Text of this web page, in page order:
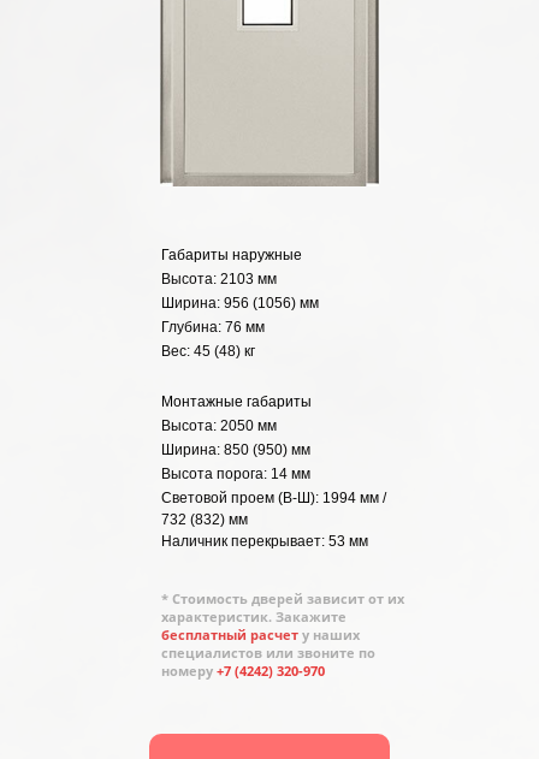
Габариты наружные
Высота: 2103 мм
Ширина: 956 (1056) мм
Глубина: 76 мм
Вес: 45 (48) кг
Монтажные габариты
Высота: 2050 мм
Ширина: 850 (950) мм
Высота порога: 14 мм
Световой проем (В-Ш): 1994 мм /
732 (832) мм
Наличник перекрывает: 53 мм
* Стоимость дверей зависит от их
характеристик. Закажите
бесплатный расчет у наших
специалистов или звоните по
номеру +7 (4242) 320-970